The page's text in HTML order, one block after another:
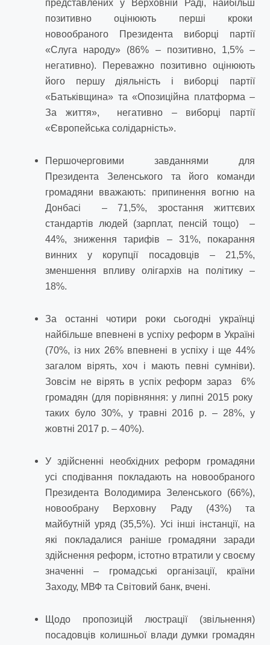
представлених у Верховній Раді, найбільш
позитивно оцінюють перші кроки
новообраного Президента виборці партії
«Слуга народу» (86% – позитивно, 1,5% –
негативно). Переважно позитивно оцінюють
його першу діяльність і виборці партії
«Батьківщина» та «Опозиційна платформа –
За життя», негативно – виборці партії
«Європейська солідарність».
Першочерговими завданнями для
Президента Зеленського та його команди
громадяни вважають: припинення вогню на
Донбасі – 71,5%, зростання життєвих
стандартів людей (зарплат, пенсій тощо) –
44%, зниження тарифів – 31%, покарання
винних у корупції посадовців – 21,5%,
зменшення впливу олігархів на політику –
18%.
За останні чотири роки сьогодні українці
найбільше впевнені в успіху реформ в Україні
(70%, із них 26% впевнені в успіху і ще 44%
загалом вірять, хоч і мають певні сумніви).
Зовсім не вірять в успіх реформ зараз 6%
громадян (для порівняння: у липні 2015 року
таких було 30%, у травні 2016 р. – 28%, у
жовтні 2017 р. – 40%).
У здійсненні необхідних реформ громадяни
усі сподівання покладають на новообраного
Президента Володимира Зеленського (66%),
новообрану Верховну Раду (43%) та
майбутній уряд (35,5%). Усі інші інстанції, на
які покладалися раніше громадяни заради
здійснення реформ, істотно втратили у своєму
значенні – громадські організації, країни
Заходу, МВФ та Світовий банк, вчені.
Щодо пропозицій люстрації (звільнення)
посадовців колишньої влади думки громадян